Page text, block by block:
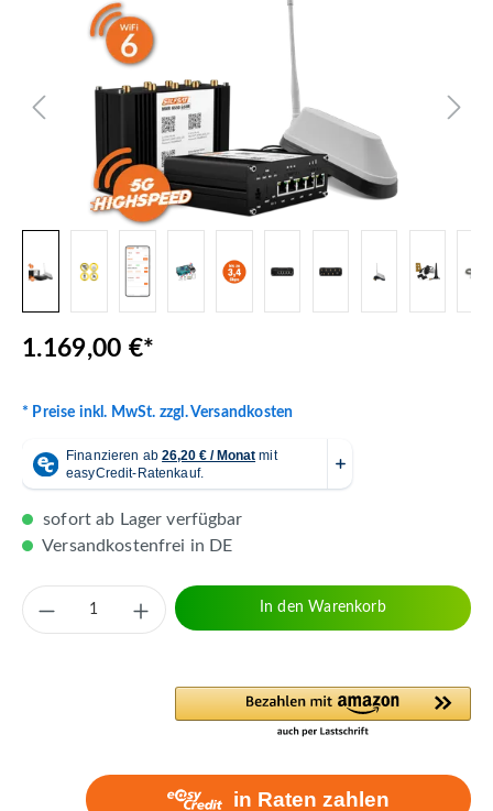
1.169,00 €*
* Preise inkl. MwSt. zzgl. Versandkosten
sofort ab Lager verfügbar
Versandkostenfrei in DE
Produkt Anzahl: Gib den gewünschten
In den Warenkorb